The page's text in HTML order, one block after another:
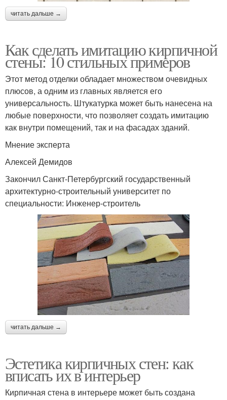
читать дальше →
Как сделать имитацию кирпичной
стены: 10 стильных примеров
Этот метод отделки обладает множеством очевидных
плюсов, а одним из главных является его
универсальность. Штукатурка может быть нанесена на
любые поверхности, что позволяет создать имитацию
как внутри помещений, так и на фасадах зданий.
Мнение эксперта
Алексей Демидов
Закончил Санкт-Петербургский государственный
архитектурно-строительный университет по
специальности: Инженер-строитель
читать дальше →
Эстетика кирпичных стен: как
вписать их в интерьер
Кирпичная стена в интерьере может быть создана